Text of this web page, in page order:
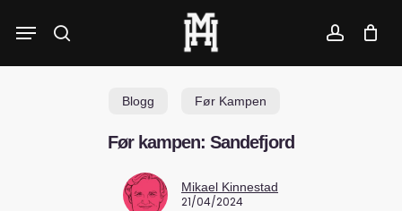
search account
Menu
Blogg Før Kampen
Før kampen: Sandefjord
Mikael Kinnestad
21/04/2024